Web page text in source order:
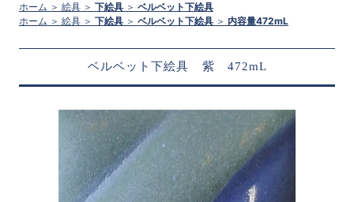
ホーム ＞ 絵具 ＞ 下絵具 ＞ ベルベット下絵具
ホーム ＞ 絵具 ＞ 下絵具 ＞ ベルベット下絵具 ＞ 内容量472mL
ベルベット下絵具 紫 472mL